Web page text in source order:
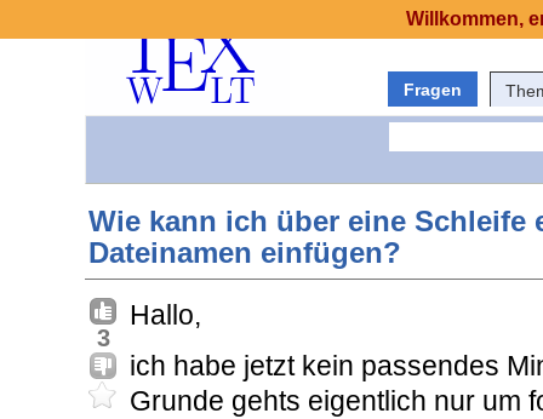
Fragen
Wie kann ich über eine
Dateinamen einfügen?
3
Hallo,
ich habe jetzt kein passendes
Grunde gehts eigentlich nur um
Willkommen,